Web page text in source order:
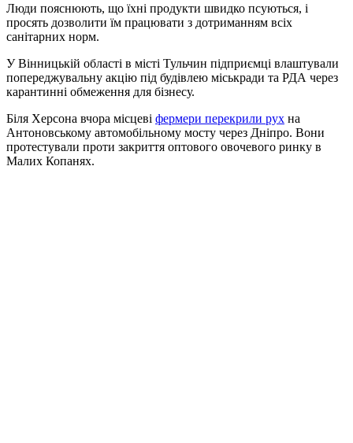
Люди пояснюють, що їхні продукти швидко псуються, і
просять дозволити їм працювати з дотриманням всіх
санітарних норм.
У Вінницькій області в місті Тульчин підприємці влаштували
попереджувальну акцію під будівлею міськради та РДА через
карантинні обмеження для бізнесу.
Біля Херсона вчора місцеві фермери перекрили рух на
Антоновському автомобільному мосту через Дніпро. Вони
протестували проти закриття оптового овочевого ринку в
Малих Копанях.